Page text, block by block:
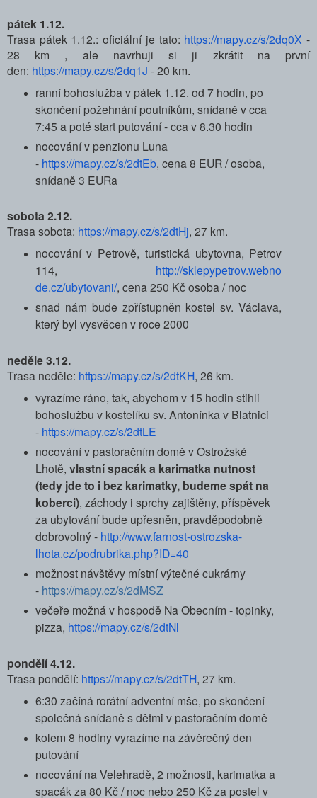
pátek 1.12.
Trasa pátek 1.12.: oficiální je tato: https://mapy.cz/s/2dq0X -
28 km , ale navrhuji si ji zkrátit na první
den: https://mapy.cz/s/2dq1J - 20 km.
ranní bohoslužba v pátek 1.12. od 7 hodin, po
skončení požehnání poutníkům, snídaně v cca
7:45 a poté start putování - cca v 8.30 hodin
nocování v penzionu Luna
- https://mapy.cz/s/2dtEb, cena 8 EUR / osoba,
snídaně 3 EURa
sobota 2.12.
Trasa sobota: https://mapy.cz/s/2dtHj, 27 km.
nocování v Petrově, turistická ubytovna, Petrov
114, http://sklepypetrov.webno
de.cz/ubytovani/, cena 250 Kč osoba / noc
snad nám bude zpřístupněn kostel sv. Václava,
který byl vysvěcen v roce 2000
neděle 3.12.
Trasa neděle: https://mapy.cz/s/2dtKH, 26 km.
vyrazíme ráno, tak, abychom v 15 hodin stihli
bohoslužbu v kostelíku sv. Antonínka v Blatnici
- https://mapy.cz/s/2dtLE
nocování v pastoračním domě v Ostrožské
Lhotě, vlastní spacák a karimatka nutnost
(tedy jde to i bez karimatky, budeme spát na
koberci), záchody i sprchy zajištěny, příspěvek
za ubytování bude upřesněn, pravděpodobně
dobrovolný - http://www.farnost-ostrozska-
lhota.cz/podrubrika.php?ID=40
možnost návštěvy místní výtečné cukrárny
- https://mapy.cz/s/2dMSZ
večeře možná v hospodě Na Obecním - topinky,
pizza, https://mapy.cz/s/2dtNl
pondělí 4.12.
Trasa pondělí: https://mapy.cz/s/2dtTH, 27 km.
6:30 začíná rorátní adventní mše, po skončení
společná snídaně s dětmi v pastoračním domě
kolem 8 hodiny vyrazíme na závěrečný den
putování
nocování na Velehradě, 2 možnosti, karimatka a
spacák za 80 Kč / noc nebo 250 Kč za postel v